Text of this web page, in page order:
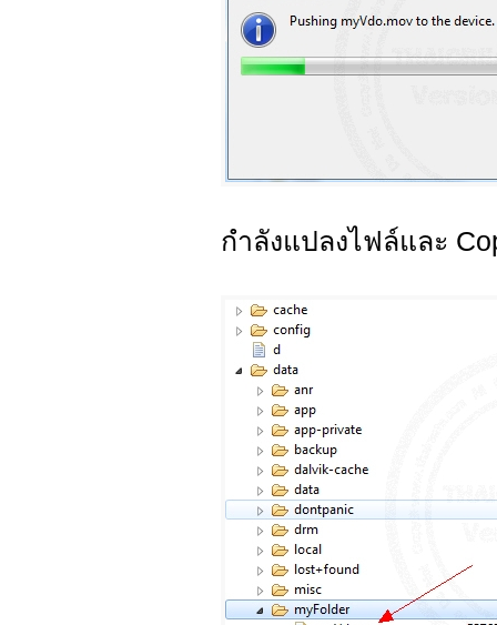
กำลังแปลงไฟล์และ